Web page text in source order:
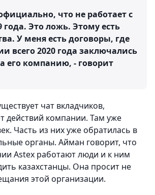
что не работает с
года. Это ложь. Этому есть
У меня есть договоры, где
всего 2020 года заключались
его компанию, - говорит
чат вкладчиков,
действий компании. Там уже
Часть из них уже обратилась в
органы. Айман говорит, что
Astex работают люди и к ним
казахстанцы. Она просит не
этой организации.